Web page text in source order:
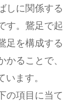
しに関係する
す。鵞足で起
足を構成する
かることで、
ます。
の項目に当て